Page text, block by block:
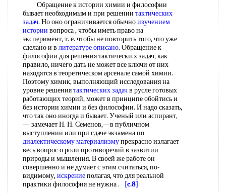
Обращение к истории химии и философии
бывает необходимым и при решении тактических
задач. Но оно ограничивается обычноизучением
истории вопроса , чтобы иметь право на
эксперимент, т. е. чтобы не повторить того, что уже
сделано и в литературе описано. Обращение к
философии для решения тактически.х задач, как
правило, ничего дать не может все ключи от них
находятся в теоретическом арсенале самой химии.
Поэтому химик, выполняющий исследования на
уровне решениятактических задачв русле готовых
работающих теорий, может в принципе обойтись и
без истории химии и без философии. И надо сказать,
что так оно иногда и бывает. Ученый или аспирант,
— замечает Н. Н. Семенов,—в публичном
выступлении или при сдаче экзамена по
диалектическому материализмупрекрасно излагает
весь вопрос о роли противоречий в зазвитии
природы и мышления. В своей же работе он
совершенно и не думает с этим считаться, по-
видимому,искрениеполагая, что для реальной
практики философия не нужна .
[c.8]